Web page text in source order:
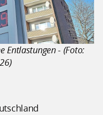
Entlastungen - (Foto: